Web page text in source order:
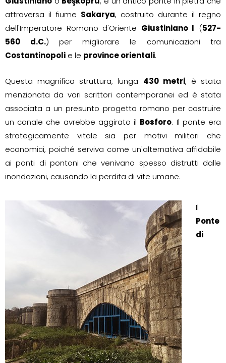
attraversa il fiume Sakarya, costruito durante il regno
dell'Imperatore Romano d'Oriente Giustiniano I (527-
560 d.C.) per migliorare le comunicazioni tra
Costantinopoli e le province orientali.
Questa magnifica struttura, lunga 430 metri, è stata
menzionata da vari scrittori contemporanei ed è stata
associata a un presunto progetto romano per costruire
un canale che avrebbe aggirato il Bosforo. Il ponte era
strategicamente vitale sia per motivi militari che
economici, poiché serviva come un'alternativa affidabile
ai ponti di pontoni che venivano spesso distrutti dalle
inondazioni, causando la perdita di vite umane.
Il
Ponte
di